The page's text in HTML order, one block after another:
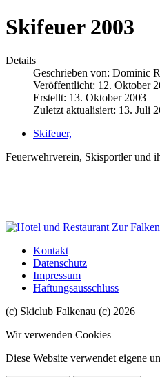
Skifeuer 2003
Details
Geschrieben von: Dominic
Veröffentlicht: 12. Oktober
Erstellt: 13. Oktober 2003
Zuletzt aktualisiert: 13. Juli
Skifeuer,
Feuerwehrverein, Skisportler und
Kontakt
Datenschutz
Impressum
Haftungsausschluss
(c) Skiclub Falkenau (c) 2026
Wir verwenden Cookies
Diese Website verwendet eigene